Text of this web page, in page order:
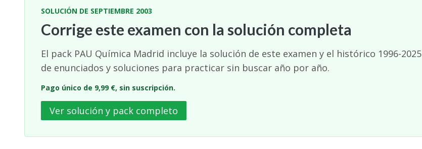
SOLUCIÓN DE SEPTIEMBRE 2003
Corrige este examen con la solución completa
El pack PAU Química Madrid incluye la solución de este examen y el histórico 1996-2025
de enunciados y soluciones para practicar sin buscar año por año.
Pago único de 9,99 €, sin suscripción.
Ver solución y pack completo